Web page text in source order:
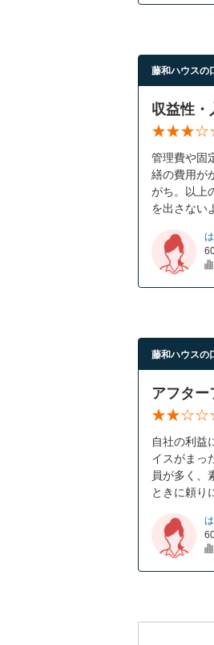
藤和ハウスの
収益性・
管理費や固
繕の費用が
がち。以上
を出さない
藤和ハウスの
アフター
自社の利益
イスがまっ
員が多く、
ときに頼り